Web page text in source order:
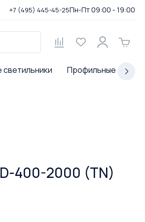
+7 (495) 445-45-25Пн-Пт 09:00 - 19:00
Профильные
400-2000 (TN)